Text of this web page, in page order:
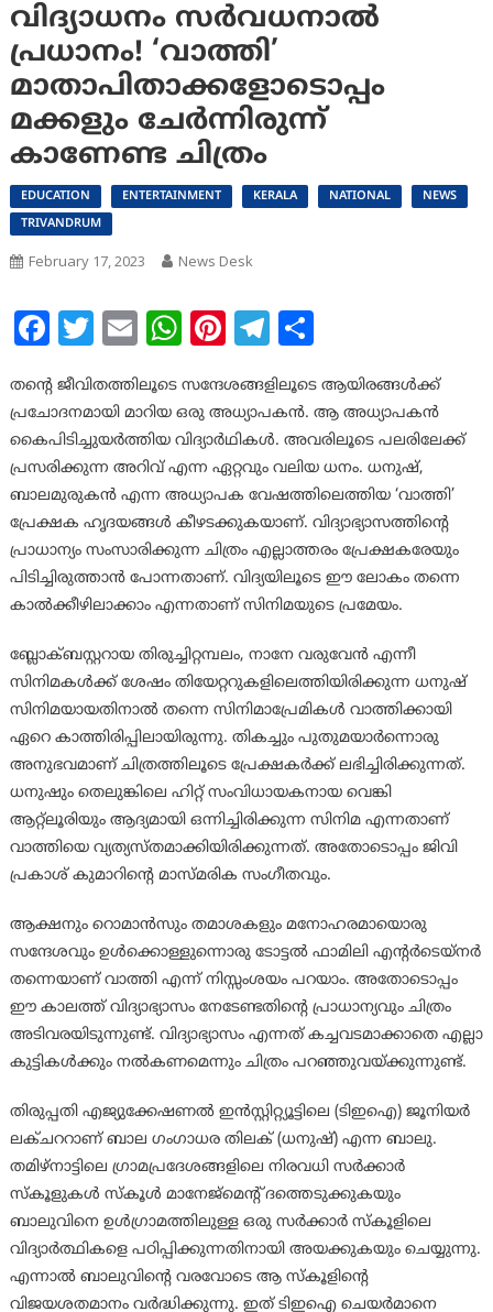
വിദ്യാധനം സർവധനാൽ
പ്രധാനം! ‘വാത്തി’
മാതാപിതാക്കളോടൊപ്പം
മക്കളും ചേർന്നിരുന്ന്
കാണേണ്ട ചിത്രം
EDUCATION ENTERTAINMENT KERALA NATIONAL
NEWS
TRIVANDRUM
February 17, 2023 News Desk
Facebook
Twitter
EmailWhatsApp
Pinterest
Telegram
Share
തന്‍റെ ജീവിതത്തിലൂടെ സന്ദേശങ്ങളിലൂടെ ആയിരങ്ങൾക്ക്
പ്രചോദനമായി മാറിയ ഒരു അധ്യാപകൻ. ആ അധ്യാപകൻ
കൈപിടിച്ചുയർത്തിയ വിദ്യാർഥികൾ. അവരിലൂടെ പലരിലേക്ക്
പ്രസരിക്കുന്ന അറിവ് എന്ന ഏറ്റവും വലിയ ധനം. ധനുഷ്,
ബാലമുരുകൻ എന്ന അധ്യാപക വേഷത്തിലെത്തിയ ‘വാത്തി’
പ്രേക്ഷക ഹൃദയങ്ങൾ കീഴടക്കുകയാണ്. വിദ്യാഭ്യാസത്തിന്‍റെ
പ്രാധാന്യം സംസാരിക്കുന്ന ചിത്രം എല്ലാത്തരം പ്രേക്ഷകരേയും
പിടിച്ചിരുത്താൻ പോന്നതാണ്. വിദ്യയിലൂടെ ഈ ലോകം തന്നെ
കാൽക്കീഴിലാക്കാം എന്നതാണ് സിനിമയുടെ പ്രമേയം.
ബ്ലോക്‍ബസ്റ്ററായ തിരുച്ചിറ്റമ്പലം, നാനേ വരുവേൻ എന്നീ
സിനിമകൾക്ക് ശേഷം തിയേറ്ററുകളിലെത്തിയിരിക്കുന്ന ധനുഷ്
സിനിമയായതിനാൽ തന്നെ സിനിമാപ്രേമികൾ വാത്തിക്കായി
ഏറെ കാത്തിരിപ്പിലായിരുന്നു. തികച്ചും പുതുമയാർന്നൊരു
അനുഭവമാണ് ചിത്രത്തിലൂടെ പ്രേക്ഷകർക്ക് ലഭിച്ചിരിക്കുന്നത്.
ധനുഷും തെലുങ്കിലെ ഹിറ്റ് സംവിധായകനായ വെങ്കി
ആറ്റ്‍ലൂരിയും ആദ്യമായി ഒന്നിച്ചിരിക്കുന്ന സിനിമ എന്നതാണ്
വാത്തിയെ വ്യത്യസ്തമാക്കിയിരിക്കുന്നത്. അതോടൊപ്പം ജിവി
പ്രകാശ് കുമാറിന്‍റെ മാസ്മരിക സംഗീതവും.
ആക്ഷനും റൊമാൻസും തമാശകളും മനോഹരമായൊരു
സന്ദേശവും ഉൾക്കൊള്ളുന്നൊരു ടോട്ടൽ ഫാമിലി എന്‍റര്‍ടെയ്നർ
തന്നെയാണ് വാത്തി എന്ന് നിസ്സംശയം പറയാം. അതോടൊപ്പം
ഈ കാലത്ത് വിദ്യാഭ്യാസം നേടേണ്ടതിന്‍റെ പ്രാധാന്യവും ചിത്രം
അടിവരയിടുന്നുണ്ട്. വിദ്യാഭ്യാസം എന്നത് കച്ചവടമാക്കാതെ എല്ലാ
കുട്ടികൾക്കും നൽകണമെന്നും ചിത്രം പറഞ്ഞുവയ്ക്കുന്നുണ്ട്.
തിരുപ്പതി എജ്യുക്കേഷണൽ ഇൻസ്റ്റിറ്റ്യൂട്ടിലെ (ടിഇഐ) ജൂനിയർ
ലക്ചററാണ് ബാല ഗംഗാധര തിലക് (ധനുഷ്) എന്ന ബാലു.
തമിഴ്നാട്ടിലെ ഗ്രാമപ്രദേശങ്ങളിലെ നിരവധി സർക്കാർ
സ്കൂളുകൾ സ്കൂൾ മാനേജ്‌മെന്‍റ് ദത്തെടുക്കുകയും
ബാലുവിനെ ഉൾഗ്രാമത്തിലുള്ള ഒരു സർക്കാർ സ്കൂളിലെ
വിദ്യാർത്ഥികളെ പഠിപ്പിക്കുന്നതിനായി അയക്കുകയും ചെയ്യുന്നു.
എന്നാൽ ബാലുവിന്‍റെ വരവോടെ ആ സ്കൂളിന്‍റെ
വിജയശതമാനം വർദ്ധിക്കുന്നു. ഇത് ടിഇഐ ചെയർമാനെ